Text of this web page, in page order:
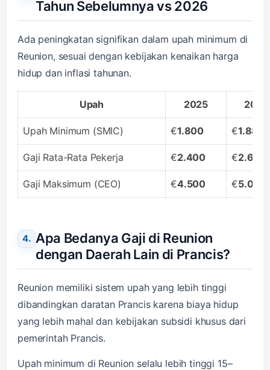
Tahun Sebelumnya vs 2026
Ada peningkatan signifikan dalam upah minimum di
Reunion, sesuai dengan kebijakan kenaikan harga
hidup dan inflasi tahunan.
Upah 2025 2026
Upah Minimum (SMIC) €1.800 €1.880
Gaji Rata-Rata Pekerja €2.400 €2.600
Gaji Maksimum (CEO) €4.500 €5.000
Apa Bedanya Gaji di Reunion
dengan Daerah Lain di Prancis?
Reunion memiliki sistem upah yang lebih tinggi
dibandingkan daratan Prancis karena biaya hidup
yang lebih mahal dan kebijakan subsidi khusus dari
pemerintah Prancis.
Upah minimum di Reunion selalu lebih tinggi 15–